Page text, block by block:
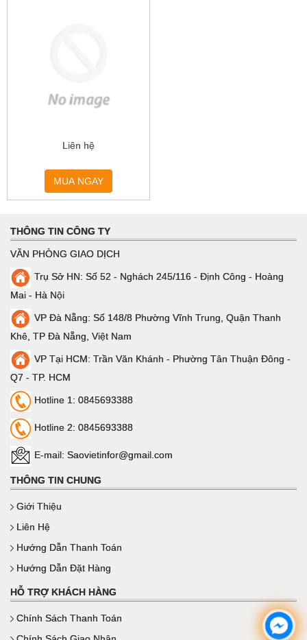
Liên hệ
MUA NGAY
THÔNG TIN CÔNG TY
VĂN PHÒNG GIAO DỊCH
Trụ Sở HN: Số 52 - Nghách 245/116 - Định Công - Hoàng
Mai - Hà Nội
VP Đà Nẵng: Số 148/8 Phường Vĩnh Trung, Quận Thanh
Khê, TP Đà Nẵng, Việt Nam
VP Tại HCM: Trần Văn Khánh - Phường Tân Thuận Đông -
Q7 - TP. HCM
Hotline 1: 0845693388
Hotline 2: 0845693388
E-mail: Saovietinfor@gmail.com
THÔNG TIN CHUNG
Giới Thiệu
Liên Hệ
Hướng Dẫn Thanh Toán
Hướng Dẫn Đặt Hàng
HỖ TRỢ KHÁCH HÀNG
Chính Sách Thanh Toán